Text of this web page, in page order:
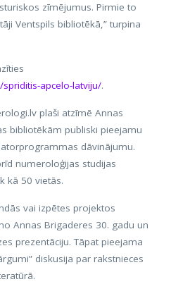
zīmējumus. Pirmie to
Ventspils bibliotēkā,” turpina
apcelo-latviju/.
plaši atzīmē Annas
bibliotēkām publiski pieejamu
dāvinājumu.
numeroloģijas studijas
kā 50 vietās.
vai izpētes projektos
Annas Brigaderes 30. gadu un
prezentāciju. Tāpat pieejama
diskusija par rakstnieces